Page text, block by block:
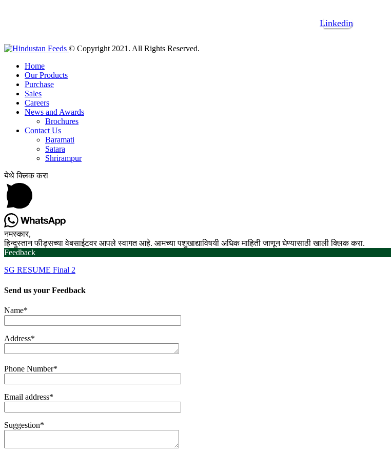
Linkedin
© Copyright 2021. All Rights Reserved.
Home
Our Products
Purchase
Sales
Careers
News and Awards
Brochures
Contact Us
Baramati
Satara
Shrirampur
येथे क्लिक करा
नमस्कार,
हिन्दुस्तान फीड्सच्या वेबसाईटवर आपले स्वागत आहे. आमच्या पशुखाद्याविषयी अधिक माहिती जाणून घेण्यासाठी खाली क्लिक करा.
Feedback
SG RESUME Final 2
Send us your Feedback
Name*
Address*
Phone Number*
Email address*
Suggestion*